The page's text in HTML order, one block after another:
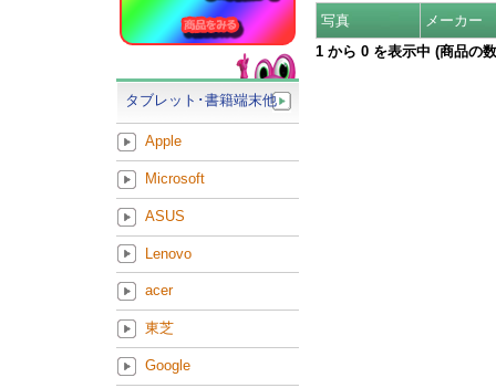
写真
メーカー
1 から 0 を表示中 (商品の
タブレット･書籍端末他
Apple
Microsoft
ASUS
Lenovo
acer
東芝
Google